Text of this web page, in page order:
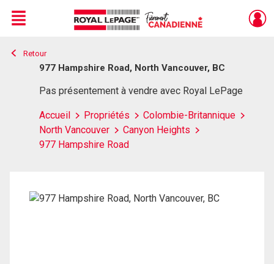
Live
En Direct
Menu
Retour
977 Hampshire Road, North Vancouver, BC
Pas présentement à vendre avec Royal LePage
Accueil Propriétés
Colombie-Britannique
North Vancouver
Canyon Heights
977 Hampshire Road